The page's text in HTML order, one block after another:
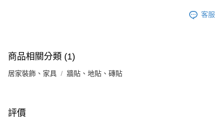
客服
商品相關分類 (1)
居家裝飾、家具 牆貼、地貼、磚貼
評價